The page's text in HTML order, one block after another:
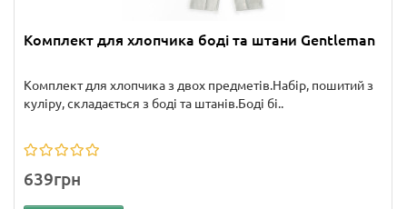
Комплект для хлопчика боді та штани Gentleman
Комплект для хлопчика з двох предметів.Набір, пошитий з
куліру, складається з боді та штанів.Боді бі..
639грн